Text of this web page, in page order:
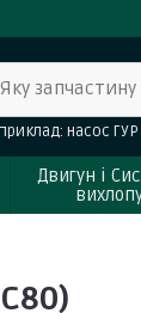
Яку
насос
Двигун і